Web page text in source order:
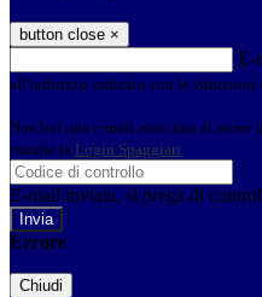
button close ×
E-
all'indirizzo indicato con le istruzioni
Non hai una e-mail associata al nome
tramite la Login Spaggiari
E-mail inviata, si prega di
Errore
Chiudi